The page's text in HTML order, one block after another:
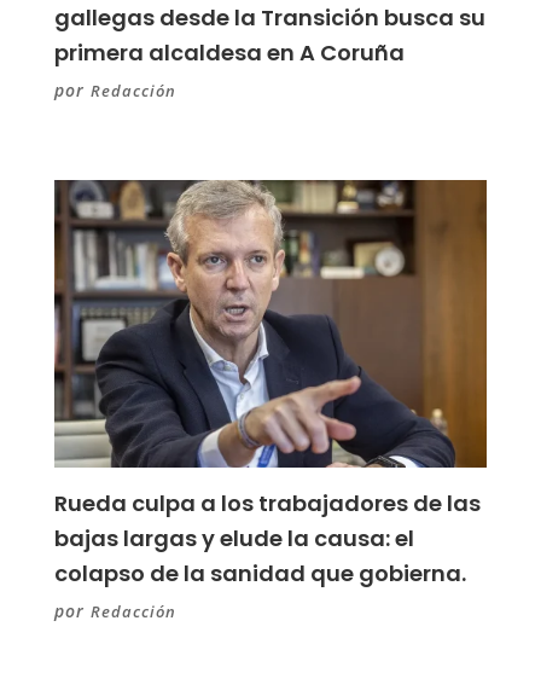
gallegas desde la Transición busca su
primera alcaldesa en A Coruña
por Redacción
Rueda culpa a los trabajadores de las
bajas largas y elude la causa: el
colapso de la sanidad que gobierna.
por Redacción